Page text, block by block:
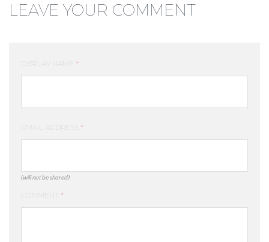
LEAVE YOUR COMMENT
DISPLAY NAME *
EMAIL ADDRESS *
(will not be shared)
COMMENT *